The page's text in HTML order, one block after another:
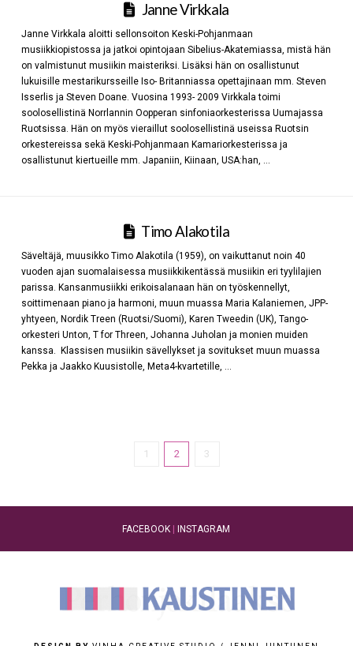
Janne Virkkala
Janne Virkkala aloitti sellonsoiton Keski-Pohjanmaan
musiikkiopistossa ja jatkoi opintojaan Sibelius-Akatemiassa, mistä hän
on valmistunut musiikin maisteriksi. Lisäksi hän on osallistunut
lukuisille mestarikursseille Iso- Britanniassa opettajinaan mm. Steven
Isserlis ja Steven Doane. Vuosina 1993- 2009 Virkkala toimi
soolosellistinä Norrlannin Oopperan sinfoniaorkesterissa Uumajassa
Ruotsissa. Hän on myös vieraillut soolosellistinä useissa Ruotsin
orkestereissa sekä Keski-Pohjanmaan Kamariorkesterissa ja
osallistunut kiertueille mm. Japaniin, Kiinaan, USA:han, …
Timo Alakotila
Säveltäjä, muusikko Timo Alakotila (1959), on vaikuttanut noin 40
vuoden ajan suomalaisessa musiikkikentässä musiikin eri tyylilajien
parissa. Kansanmusiikki erikoisalanaan hän on työskennellyt,
soittimenaan piano ja harmoni, muun muassa Maria Kalaniemen, JPP-
yhtyeen, Nordik Treen (Ruotsi/Suomi), Karen Tweedin (UK), Tango-
orkesteri Unton, T for Threen, Johanna Juholan ja monien muiden
kanssa. Klassisen musiikin sävellykset ja sovitukset muun muassa
Pekka ja Jaakko Kuusistolle, Meta4-kvartetille, …
1 2 3
FACEBOOK | INSTAGRAM